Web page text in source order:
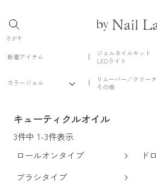
さがす
新着アイテム
ジェルネイルキット
LEDライト
カラージェル
リムーバー／クリー
その他
キューティクルオイル
3件中 1-3件表示
ロールオンタイプ
ド
ブラシタイプ